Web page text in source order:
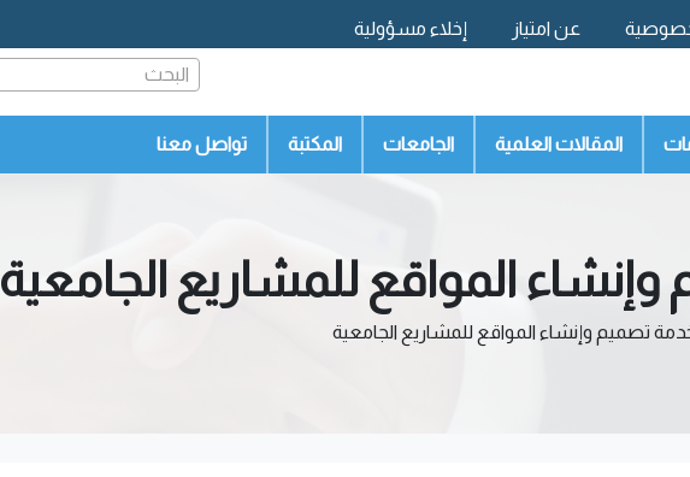
عن امتياز
إخلاء مسؤولية
البحث
المقالات العلمية الجامعات المكتبة تواصل معنا
المواقع للمشاريع الجامعية
تصميم وإنشاء المواقع للمشاريع الجامعية